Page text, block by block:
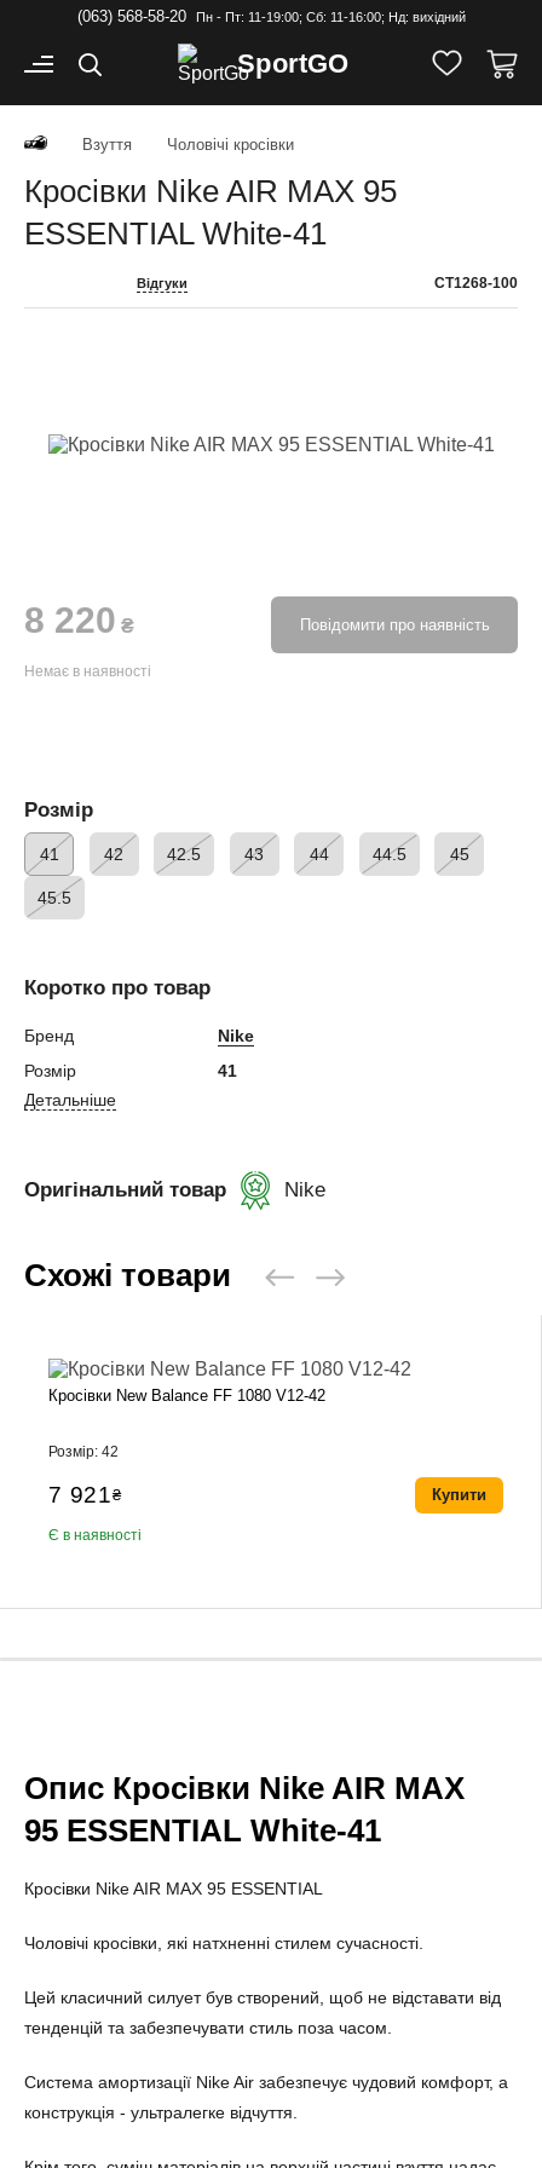
(063) 568-58-20 Пн - Пт: 11-19:00; Cб: 11-16:00; Нд: вихідний
SportGO
Взуття Чоловічі кросівки
Кросівки Nike AIR MAX 95
ESSENTIAL White-41
Відгуки CT1268-100
8 220 ₴
Немає в наявності
Повідомити про наявність
Розмір
41 42 42.5 43 44 44.5 45
45.5
Коротко про товар
Бренд
Nike
Розмір
41
Детальніше
Оригінальний товар Nike
Схожі товари
Кросівки New Balance FF 1080 V12-42
Розмір: 42
7 921₴
Є в наявності
Купити
Опис Кросівки Nike AIR MAX
95 ESSENTIAL White-41
Кросівки Nike AIR MAX 95 ESSENTIAL
Чоловічі кросівки, які натхненні стилем сучасності.
Цей класичний силует був створений, щоб не відставати від
тенденцій та забезпечувати стиль поза часом.
Система амортизації Nike Air забезпечує чудовий комфорт, а
конструкція - ультралегке відчуття.